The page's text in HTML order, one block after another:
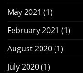
May 2021 (1)
February 2021 (1)
August 2020(1)
July 2020(1)